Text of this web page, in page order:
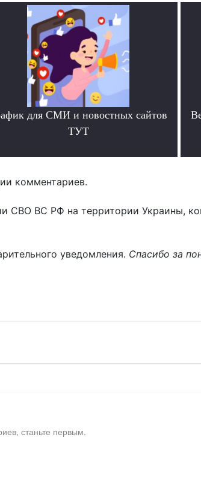
для СМИ и новостных сайтов
ТУТ
комментариев.
СВО ВС РФ на территории Украины,
уведомления. Спасибо за
станьте первым.